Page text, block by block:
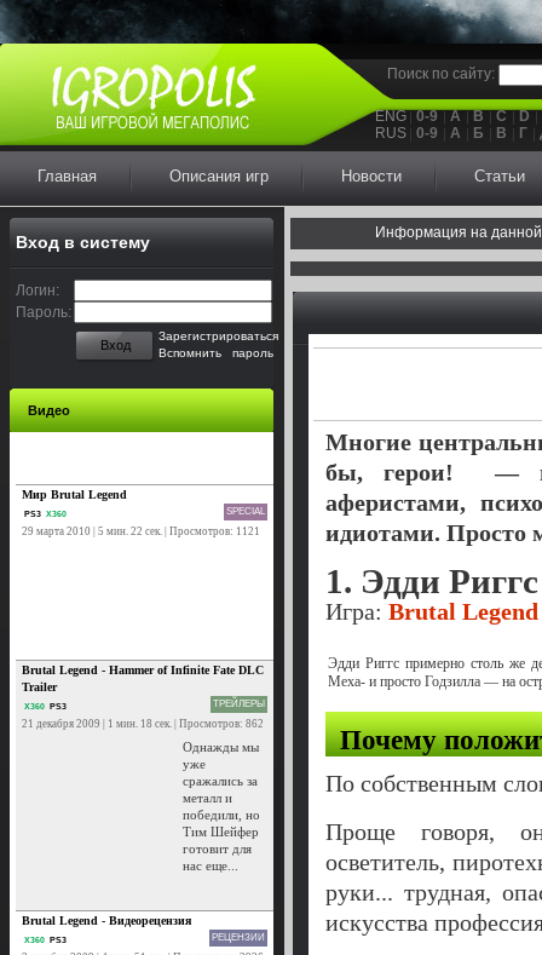
Поиск по сайту:
ENG 0-9 A B C
D
RUS 0-9 А Б В Г
Главная Описания игр Новости Статьи
Вход в систему
Логин:
Пароль:
Вход
Зарегистрироваться
Вспомнить пароль
Видео
Мир Brutal Legend
PS3 X360 SPECIAL
29 марта 2010 | 5 мин. 22 сек. | Просмотров: 1121
Brutal Legend - Hammer of Infinite Fate DLC
Trailer
X360 PS3 ТРЕЙЛЕРЫ
21 декабря 2009 | 1 мин. 18 сек. | Просмотров: 862
Однажды мы
уже
сражались за
металл и
победили, но
Тим Шейфер
готовит для
нас еще...
Brutal Legend - Видеорецензия
X360 PS3 РЕЦЕНЗИИ
Информация на
Многие
бы, герои! — на
аферистами,
идиотами. Просто
1. Эдди Риггс
Игра: Brutal Legend
Эдди Риггс примерно столь же
Меха- и просто Годзилла — на
Почему
По собственным
Проще говоря,
осветитель,
руки... трудная,
искусства